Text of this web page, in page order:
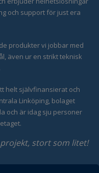
och support för just era
produkter vi jobbar med
även ur en strikt teknisk
helt självfinansierat och
Linköping, bolaget
och är idag sju personer
stort som litet!